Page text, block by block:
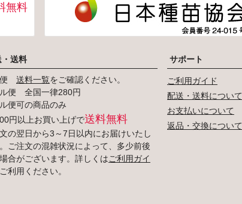
無料
・送料
便 送料一覧をご確認ください。
便 全国一律280円
便可の商品のみ
円以上お買い上げで送料無料
の翌日から3～7日以内にお届けいたし
ご注文の混雑状況によって、多少前後
合がございます。詳しくはご利用ガイ
利用ください。
サポート
ご利用ガイド
配送・送料について
お支払いについて
返品・交換について